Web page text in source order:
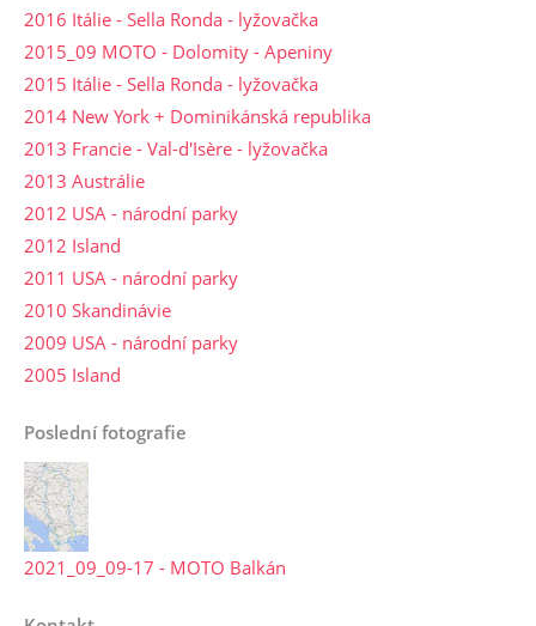
2016 Itálie - Sella Ronda - lyžovačka
2015_09 MOTO - Dolomity - Apeniny
2015 Itálie - Sella Ronda - lyžovačka
2014 New York + Dominikánská republika
2013 Francie - Val-d'Isère - lyžovačka
2013 Austrálie
2012 USA - národní parky
2012 Island
2011 USA - národní parky
2010 Skandinávie
2009 USA - národní parky
2005 Island
Poslední fotografie
2021_09_09-17 - MOTO Balkán